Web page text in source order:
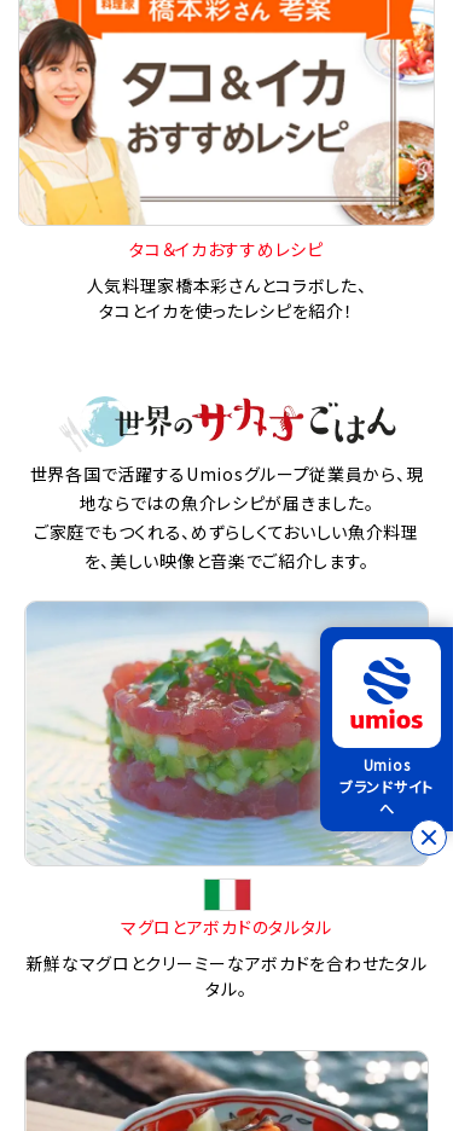
タコ＆イカおすすめレシピ
人気料理家橋本彩さんとコラボした、
タコとイカを使ったレシピを紹介！
世界各国で活躍するUmiosグループ従業員から、現
地ならではの魚介レシピが届きました。
ご家庭でもつくれる、めずらしくておいしい魚介料理
を、美しい映像と音楽でご紹介します。
マグロとアボカドのタルタル
新鮮なマグロとクリーミーなアボカドを合わせたタル
タル。
Umios
ブランドサイト
へ